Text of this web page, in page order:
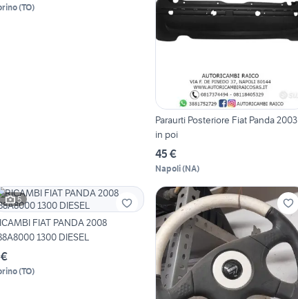
(TO)
Paraurti Posteriore Fiat Panda 2003
in poi
45 €
Napoli(NA)
5
FIAT PANDA 2008
1300 DIESEL
(TO)